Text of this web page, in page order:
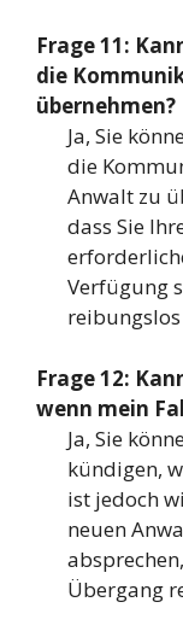
Frage 11:
die
übernehmen?
Ja, Sie
die
Anwalt zu
dass Sie
Verfügung
Frage 12:
wenn mein
Ja, Sie
kündigen,
ist jedoch
neuen
Übergang